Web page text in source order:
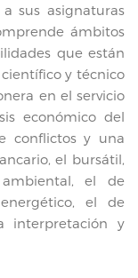
sus asignaturas
ámbitos
que están
y técnico
en el servicio
económico del
conflictos y una
el bursátil,
el de
el de
interpretación y